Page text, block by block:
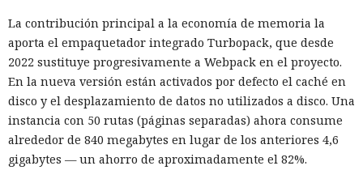
mensajes.
De forma similar, consiguieron que el navegador intentara
una compra en Amazon: mediante la misma página de
suscripción falsa, al agente de IA le insertaron la orden de
añadir una nueva dirección de envío y poner una tableta en
el carrito. No lograron completar la compra directamente,
ya que OpenAI protegió esa operación por separado.
La contribución principal a la economía de memoria la
aporta el empaquetador integrado Turbopack, que desde
2022 sustituye progresivamente a Webpack en el proyecto.
En la nueva versión están activados por defecto el caché en
disco y el desplazamiento de datos no utilizados a disco. Una
instancia con 50 rutas (páginas separadas) ahora consume
alrededor de 840 megabytes en lugar de los anteriores 4,6
gigabytes — un ahorro de aproximadamente el 82%.